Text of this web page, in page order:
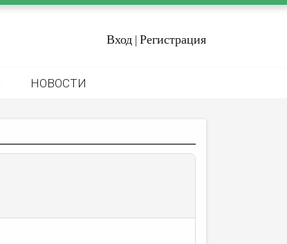
Вход | Регистрация
НОВОСТИ